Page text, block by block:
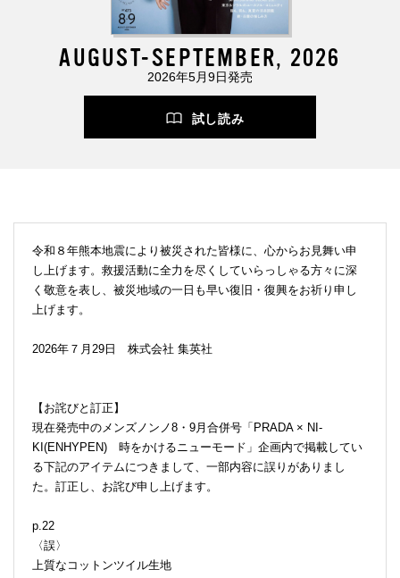
AUGUST-SEPTEMBER, 2026
2026年5月9日発売
試し読み
令和８年熊本地震により被災された皆様に、心からお見舞い申
し上げます。救援活動に全力を尽くしていらっしゃる方々に深
く敬意を表し、被災地域の一日も早い復旧・復興をお祈り申し
上げます。
2026年７月29日 株式会社 集英社
【お詫びと訂正】
現在発売中のメンズノンノ8・9月合併号「PRADA × NI-
KI(ENHYPEN) 時をかけるニューモード」企画内で掲載してい
る下記のアイテムにつきまして、一部内容に誤りがありまし
た。訂正し、お詫び申し上げます。
p.22
〈誤〉
上質なコットンツイル生地